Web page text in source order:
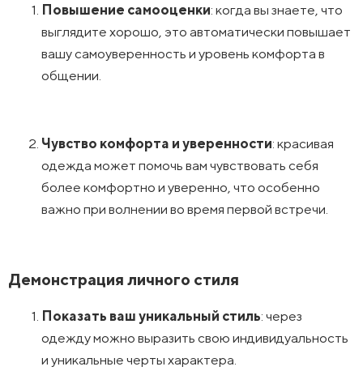
Повышение самооценки: когда вы знаете, что
выглядите хорошо, это автоматически повышает
вашу самоуверенность и уровень комфорта в
общении.
Чувство комфорта и уверенности: красивая
одежда может помочь вам чувствовать себя
более комфортно и уверенно, что особенно
важно при волнении во время первой встречи.
Демонстрация личного стиля
Показать ваш уникальный стиль: через
одежду можно выразить свою индивидуальность
и уникальные черты характера.